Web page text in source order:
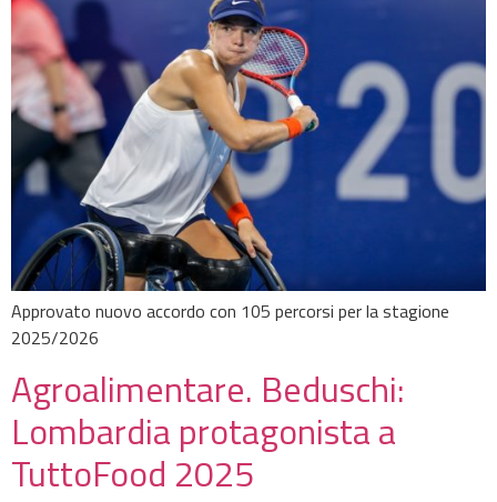
Approvato nuovo accordo con 105 percorsi per la stagione
2025/2026
Agroalimentare. Beduschi:
Lombardia protagonista a
TuttoFood 2025